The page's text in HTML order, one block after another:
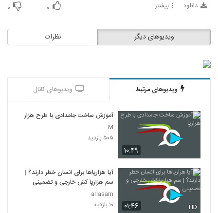
دانلود بیشتر ۰ ۰
نظرات ویدیوهای دیگر
ویدیوهای مرتبط ویدیوهای کانال
۱۰:۴۹
آموزش ساخت جامدادی با طرح هزارپا
M
۵۰۵ بازدید
۰۱:۴۶ HD
آیا هزارپاها برای انسان خطر دارند؟ |
سم هزارپا کش خارجی و تضمینی
ariasam
۱۰ بازدید